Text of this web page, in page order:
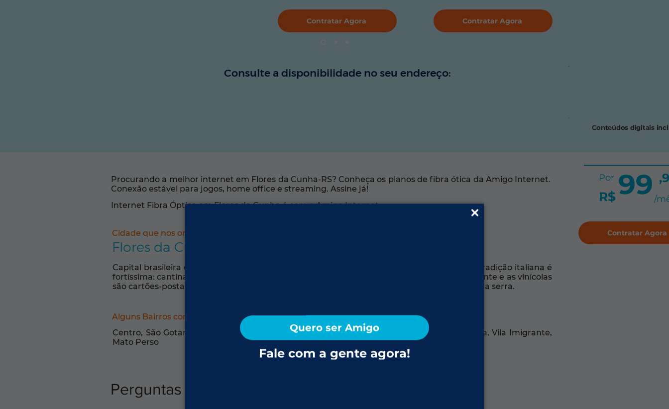
Quero ser Amigo
Fale com a gente agora!
Conteúdos digitais
99
Por
R$ /
Contratar Agora
Contratar Agora Contratar Agora
Consulte a disponibilidade no seu endereço:
Procurando a melhor internet em Flores da Cunha-RS? Conheça os planos de fibra ótica da Amigo Internet.
Conexão estável para jogos, home office e streaming. Assine já!
Internet Fibra Óptica em Flores da Cunha é com a Amigo Internet.
Cidade que nos orgulha:
Flores da Cunha-RS
Capital brasileira do vinho — produz mais vinho que qualquer outro município do país. A tradição italiana é
fortíssima: cantinas, galeto al primo canto, fortaia e vinho colonial. O Monumento ao Imigrante e as vinícolas
são cartões-postais. Quem é florense sabe que aqui o vinho é tão natural quanto o ar puro da serra.
Alguns Bairros com Internet da Amigo:
Centro, São Gotardo, Otávio Rocha, Linha Jansen, Nova Roma, São José, São Roque, Olaria, Vila Imigrante,
Mato Perso
Perguntas frequentes